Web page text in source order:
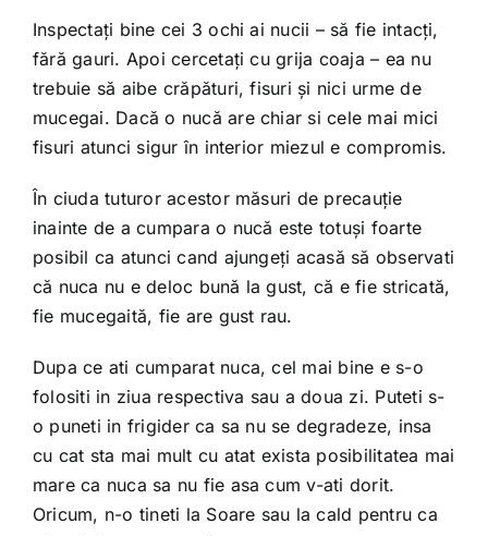
Inspectaţi bine cei 3 ochi ai nucii – să fie intacţi,
fără gauri. Apoi cercetaţi cu grija coaja – ea nu
trebuie să aibe crăpături, fisuri şi nici urme de
mucegai. Dacă o nucă are chiar si cele mai mici
fisuri atunci sigur în interior miezul e compromis.
În ciuda tuturor acestor măsuri de precauţie
inainte de a cumpara o nucă este totuşi foarte
posibil ca atunci cand ajungeţi acasă să observati
că nuca nu e deloc bună la gust, că e fie stricată,
fie mucegaită, fie are gust rau.
Dupa ce ati cumparat nuca, cel mai bine e s-o
folositi in ziua respectiva sau a doua zi. Puteti s-
o puneti in frigider ca sa nu se degradeze, insa
cu cat sta mai mult cu atat exista posibilitatea mai
mare ca nuca sa nu fie asa cum v-ati dorit.
Oricum, n-o tineti la Soare sau la cald pentru ca